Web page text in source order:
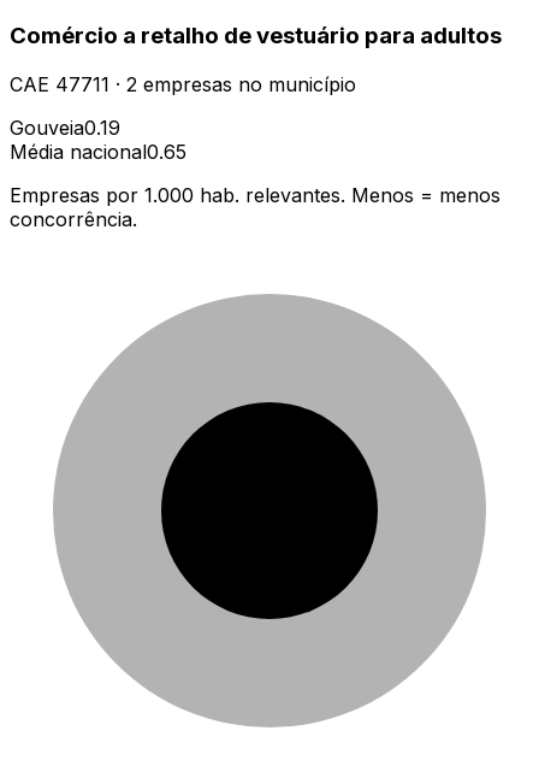
Comércio a retalho de vestuário para adultos
CAE 47711 · 2 empresas no município
Gouveia0.19
Média nacional0.65
Empresas por 1.000 hab. relevantes. Menos = menos
concorrência.